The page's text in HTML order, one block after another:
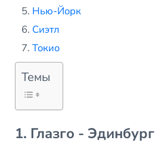
Нью-Йорк
Сиэтл
Токио
Темы
1. Глазго - Эдинбург